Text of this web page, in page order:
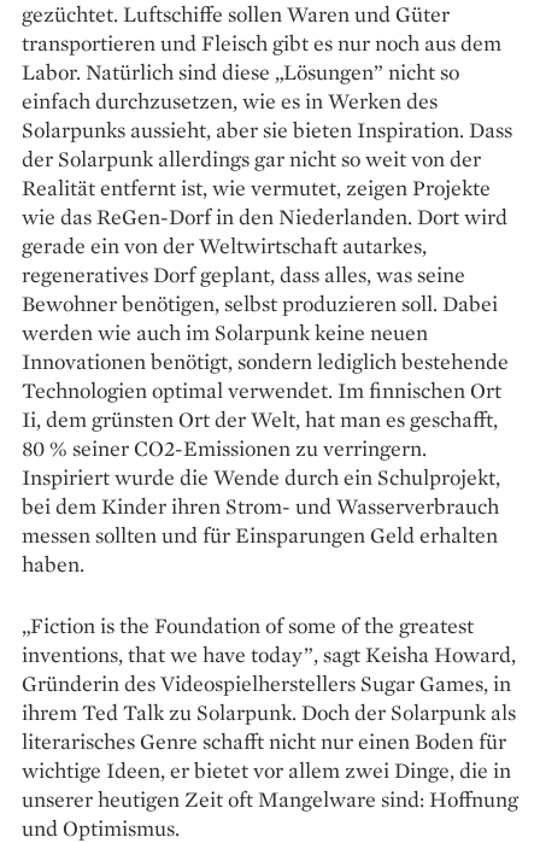
gezüchtet. Luftschiffe sollen Waren und Güter
transportieren und Fleisch gibt es nur noch aus dem
Labor. Natürlich sind diese „Lösungen” nicht so
einfach durchzusetzen, wie es in Werken des
Solarpunks aussieht, aber sie bieten Inspiration. Dass
der Solarpunk allerdings gar nicht so weit von der
Realität entfernt ist, wie vermutet, zeigen Projekte
wie das ReGen-Dorf in den Niederlanden. Dort wird
gerade ein von der Weltwirtschaft autarkes,
regeneratives Dorf geplant, dass alles, was seine
Bewohner benötigen, selbst produzieren soll. Dabei
werden wie auch im Solarpunk keine neuen
Innovationen benötigt, sondern lediglich bestehende
Technologien optimal verwendet. Im finnischen Ort
Ii, dem grünsten Ort der Welt, hat man es geschafft,
80 % seiner CO2-Emissionen zu verringern.
Inspiriert wurde die Wende durch ein Schulprojekt,
bei dem Kinder ihren Strom- und Wasserverbrauch
messen sollten und für Einsparungen Geld erhalten
haben.
„Fiction is the Foundation of some of the greatest
inventions, that we have today”, sagt Keisha Howard,
Gründerin des Videospielherstellers Sugar Games, in
ihrem Ted Talk zu Solarpunk. Doch der Solarpunk als
literarisches Genre schafft nicht nur einen Boden für
wichtige Ideen, er bietet vor allem zwei Dinge, die in
unserer heutigen Zeit oft Mangelware sind: Hoffnung
und Optimismus.